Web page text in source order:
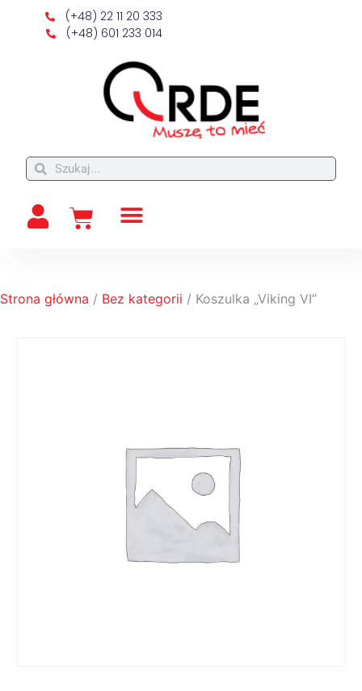
(+48) 22 11 20 333
(+48) 601 233 014
Strona główna / Bez kategorii / Koszulka „Viking VI”